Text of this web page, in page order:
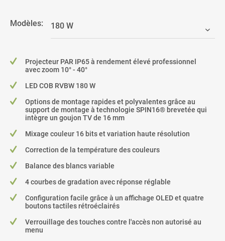
Modèles:
Projecteur PAR IP65 à rendement élevé professionnel
avec zoom 10° - 40°
LED COB RVBW 180 W
Options de montage rapides et polyvalentes grâce au
support de montage à technologie SPIN16® brevetée qui
intègre un goujon TV de 16 mm
Mixage couleur 16 bits et variation haute résolution
Correction de la température des couleurs
Balance des blancs variable
4 courbes de gradation avec réponse réglable
Configuration facile grâce à un affichage OLED et quatre
boutons tactiles rétroéclairés
Verrouillage des touches contre l'accès non autorisé au
menu